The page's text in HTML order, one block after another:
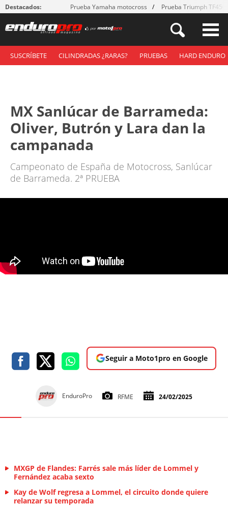
Destacados: Prueba Yamaha motocross Prueba Triumph
SUSCRÍBETE CILINDRADAS ¿RARAS? PRUEBAS HARD ENDURO
MX Sanlúcar de Barrameda:
Oliver, Butrón y Lara dan la
campanada
Campeonato de España de Motocross, Sanlúcar
de Barrameda. 2ª PRUEBA
Seguir a Moto1pro en Google
EnduroPro RFME 24/02/2025
MXGP de Flandes: Farrés sale más líder de Lommel y
Fernández acaba sexto
Kay de Wolf regresa a Lommel, el circuito donde quiere
relanzar su temporada